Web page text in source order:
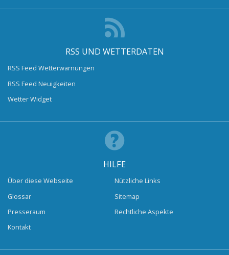
RSS UND WETTERDATEN
RSS Feed Wetterwarnungen
RSS Feed Neuigkeiten
Wetter Widget
HILFE
Über diese Webseite
Glossar
Presseraum
Kontakt
Nützliche Links
Sitemap
Rechtliche Aspekte